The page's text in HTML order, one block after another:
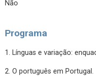
Não
Programa
1. Línguas e variação:
2. O português em Portugal.